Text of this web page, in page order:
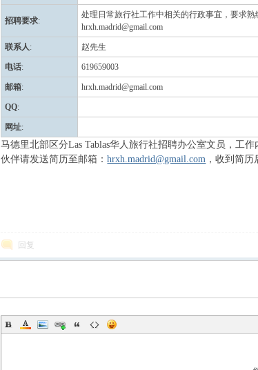
招聘要求:
处理日常旅行社工作中相关的行政事宜，要求
hrxh.madrid@gmail.com
联系人: 赵先生
电话: 619659003
邮箱: hrxh.madrid@gmail.com
QQ:
网址:
马德里北部区分Las Tablas华人旅行社招聘办公室文员，工
伙伴请发送简历至邮箱：hrxh.madrid@gmail.com ，收到简历
回复